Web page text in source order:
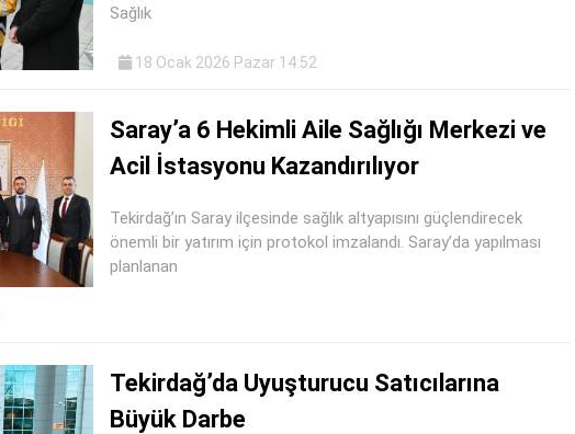
Sağlık
18 Ocak 2026 Pazar 14:52
Saray’a 6 Hekimli Aile Sağlığı Merkezi ve
Acil İstasyonu Kazandırılıyor
Tekirdağ’ın Saray ilçesinde sağlık altyapısını güçlendirecek
önemli bir yatırım için protokol imzalandı. Saray’da yapılması
planlanan
Tekirdağ’da Uyuşturucu Satıcılarına
Büyük Darbe